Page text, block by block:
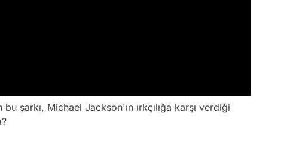
şarkı, Michael Jackson'ın ırkçılığa karşı verdiği